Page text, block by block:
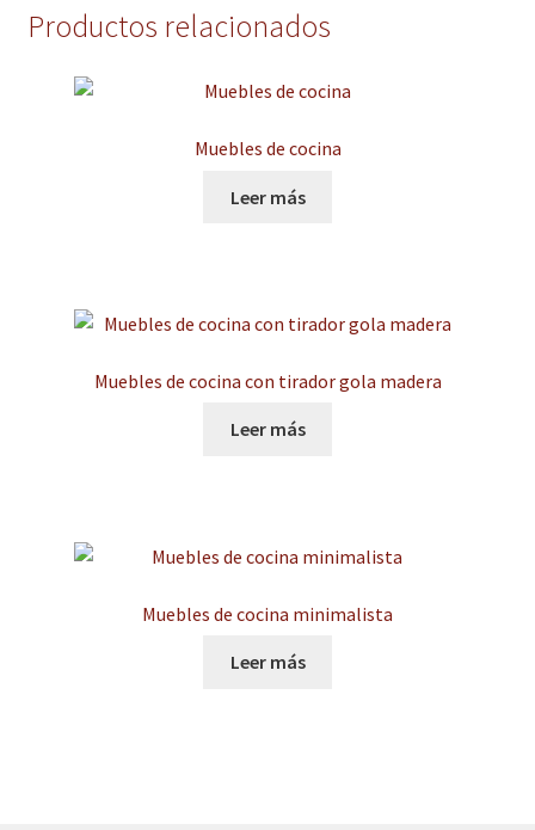
Productos relacionados
Muebles de cocina
Leer más
Muebles de cocina con tirador gola madera
Leer más
Muebles de cocina minimalista
Leer más